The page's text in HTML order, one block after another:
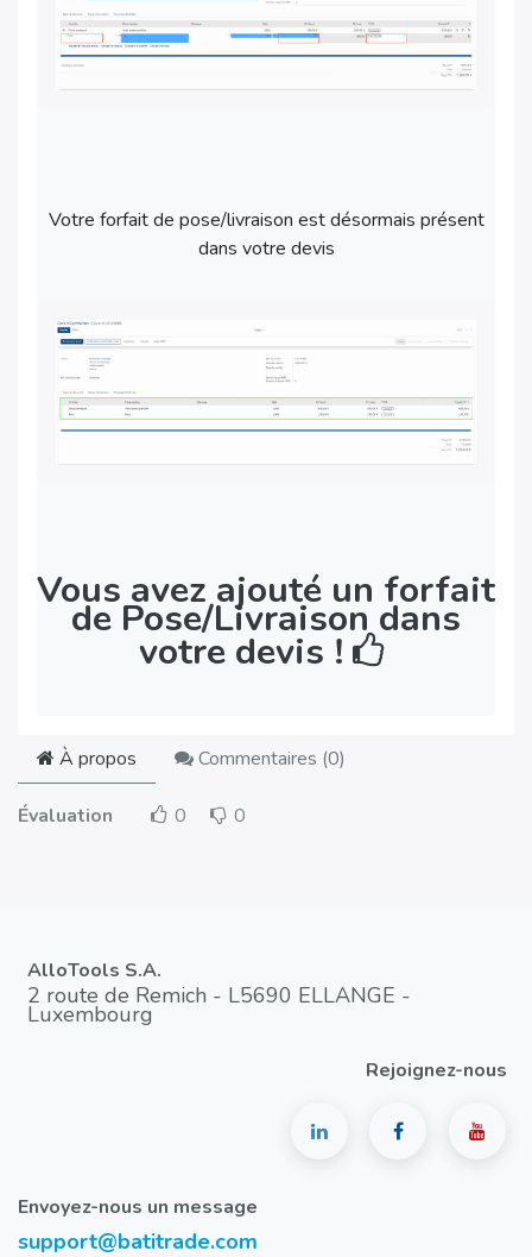
Votre forfait de pose/livraison est désormais présent
dans votre devis
Vous avez ajouté un forfait
de Pose/Livraison dans
votre devis !
À propos Commentaires (0)
Évaluation 0 0
AlloTools S.A.
2 route de Remich - L5690 ELLANGE -
Luxembourg
Rejoignez-nous
Envoyez-nous un message
support@batitrade.com